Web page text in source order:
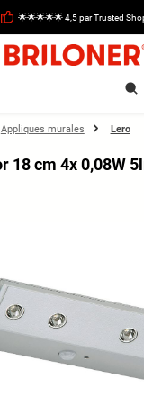
🌟🌟🌟🌟🌟 4,5 par Trusted
Appliques murales Lero
18 cm 4x 0,08W